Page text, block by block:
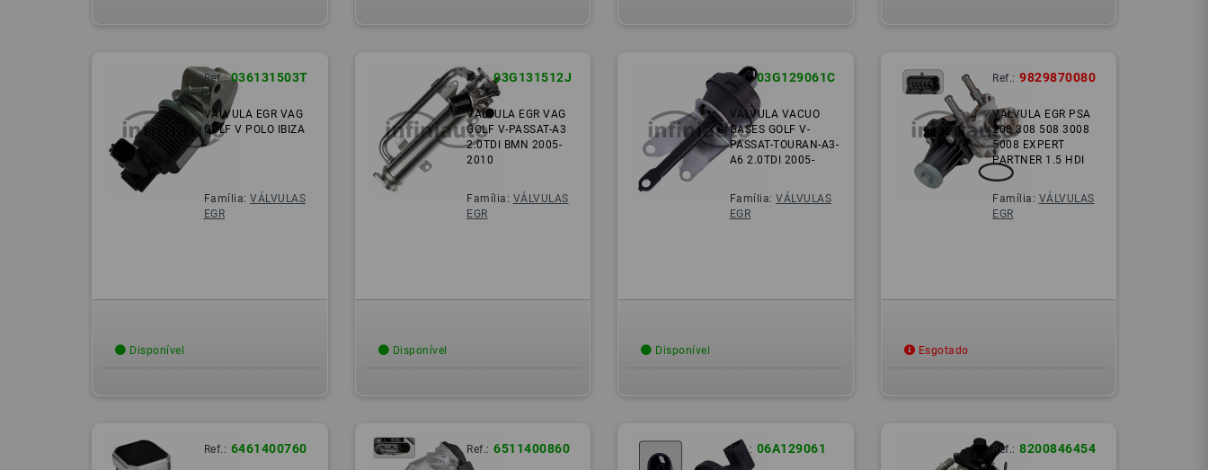
Ref.: 036131503T
VALVULA EGR VAG
GOLF V POLO IBIZA
Família:VÁLVULAS
EGR
Disponível
Ref.: 03G131512J
VALVULA EGR VAG
GOLF V-PASSAT-A3
2.0TDI BMN 2005-
2010
Família: VÁLVULAS
EGR
Disponível
Ref.: 03G129061C
VALVULA VACUO
GASES GOLF V-
PASSAT-TOURAN-A3-
A6 2.0TDI 2005-
Família:VÁLVULAS
EGR
Disponível
Ref.: 9829870080
VALVULA EGR PSA
208 308 508 3008
5008 EXPERT
PARTNER 1.5 HDI
Família: VÁLVULAS
EGR
Esgotado
Ref.: 6461400760 Ref.: 6511400860 Ref.: 06A129061 Ref.: 8200846454